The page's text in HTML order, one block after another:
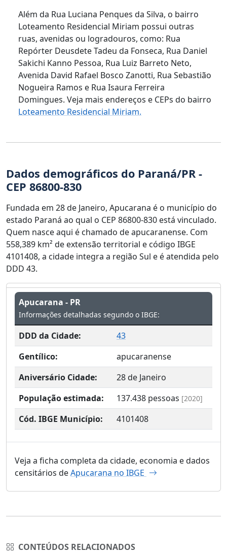
Além da Rua Luciana Penques da Silva, o bairro
Loteamento Residencial Miriam possui outras
ruas, avenidas ou logradouros, como: Rua
Repórter Deusdete Tadeu da Fonseca, Rua Daniel
Sakichi Kanno Pessoa, Rua Luiz Barreto Neto,
Avenida David Rafael Bosco Zanotti, Rua Sebastião
Nogueira Ramos e Rua Isaura Ferreira
Domingues. Veja mais endereços e CEPs do bairro
Loteamento Residencial Miriam.
Dados demográficos do Paraná/PR -
CEP 86800-830
Fundada em 28 de Janeiro, Apucarana é o município do
estado Paraná ao qual o CEP 86800-830 está vinculado.
Quem nasce aqui é chamado de apucaranense. Com
558,389 km² de extensão territorial e código IBGE
4101408, a cidade integra a região Sul e é atendida pelo
DDD 43.
Apucarana - PR
Informações detalhadas segundo o IBGE:
DDD da Cidade:
43
Gentílico:
apucaranense
Aniversário Cidade:
28 de Janeiro
População estimada:
137.438 pessoas [2020]
Cód. IBGE Município: 4101408
Veja a ficha completa da cidade, economia e dados
censitários deApucarana no IBGE
CONTEÚDOS RELACIONADOS